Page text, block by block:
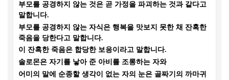
부모를 공경하지 않는 것은 곧 가정을 파괴하는 것과 같다고
말합니다.
부모를 공경하지 않는 자식은 행복을 맛보지 못한 채 잔혹한
죽음을 당한다고 말합니다.
이 잔혹한 죽음은 합당한 보응이라고 말합니다.
솔로몬은 자기를 낳아 준 아비를 조롱하는 자와
어미의 말에 순종할 생각이 없는 자의 눈은 골짜기의 까마귀